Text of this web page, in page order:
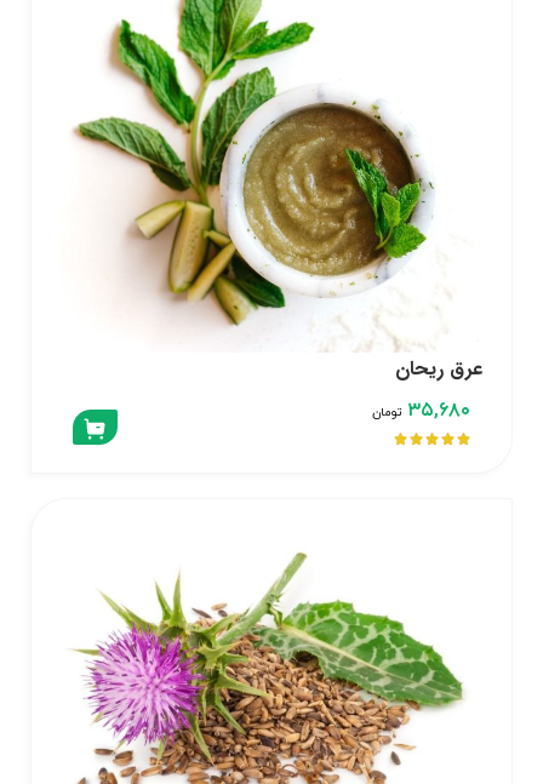
عرق ریحان
۳۵,۶۸۰ تومان




